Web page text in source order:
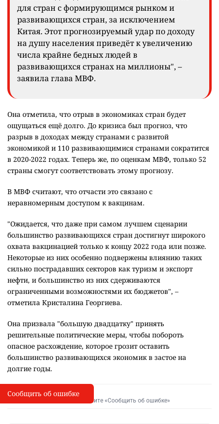
для стран с формирующимся рынком и
развивающихся стран, за исключением
Китая. Этот прогнозируемый удар по доходу
на душу населения приведёт к увеличению
числа крайне бедных людей в
развивающихся странах на миллионы", –
заявила глава МВФ.
Она отметила, что отрыв в экономиках стран будет
ощущаться ещё долго. До кризиса был прогноз, что
разрыв в доходах между странами с развитой
экономикой и 110 развивающимися странами сократится
в 2020-2022 годах. Теперь же, по оценкам МВФ, только 52
страны смогут соответствовать этому прогнозу.
В МВФ считают, что отчасти это связано с
неравномерным доступом к вакцинам.
"Ожидается, что даже при самом лучшем сценарии
большинство развивающихся стран достигнут широкого
охвата вакцинацией только к концу 2022 года или позже.
Некоторые из них особенно подвержены влиянию таких
сильно пострадавших секторов как туризм и экспорт
нефти, и большинство из них сдерживаются
ограниченными возможностями их бюджетов", –
отметила Кристалина Георгиева.
Она призвала "большую двадцатку" принять
решительные политические меры, чтобы побороть
опасное расхождение, которое грозит оставить
большинство развивающихся экономик в застое на
долгие годы.
I
Сообщить об опечатке
Выделите фрагмент и нажмите «Сообщить об ошибке»
Сообщить об ошибке